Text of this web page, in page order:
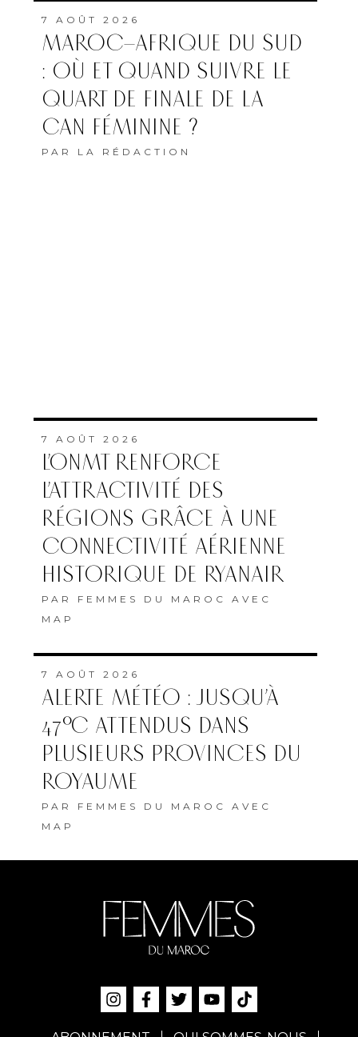
7 AOÛT 2026
MAROC–AFRIQUE DU SUD
: OÙ ET QUAND SUIVRE LE
QUART DE FINALE DE LA
CAN FÉMININE ?
PAR LA RÉDACTION
7 AOÛT 2026
L’ONMT RENFORCE
L’ATTRACTIVITÉ DES
RÉGIONS GRÂCE À UNE
CONNECTIVITÉ AÉRIENNE
HISTORIQUE DE RYANAIR
PAR FEMMES DU MAROC AVEC
MAP
7 AOÛT 2026
ALERTE MÉTÉO : JUSQU’À
47°C ATTENDUS DANS
PLUSIEURS PROVINCES DU
ROYAUME
PAR FEMMES DU MAROC AVEC
MAP